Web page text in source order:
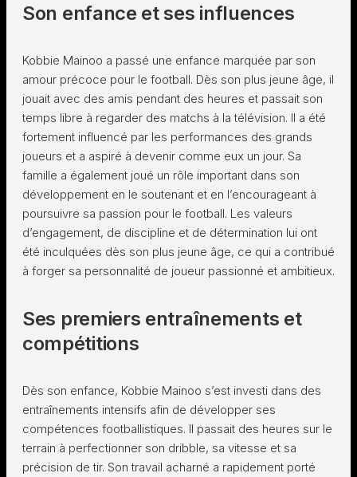
Son enfance et ses influences
Kobbie Mainoo a passé une enfance marquée par son
amour précoce pour le football. Dès son plus jeune âge, il
jouait avec des amis pendant des heures et passait son
temps libre à regarder des matchs à la télévision. Il a été
fortement influencé par les performances des grands
joueurs et a aspiré à devenir comme eux un jour. Sa
famille a également joué un rôle important dans son
développement en le soutenant et en l’encourageant à
poursuivre sa passion pour le football. Les valeurs
d’engagement, de discipline et de détermination lui ont
été inculquées dès son plus jeune âge, ce qui a contribué
à forger sa personnalité de joueur passionné et ambitieux.
Ses premiers entraînements et
compétitions
Dès son enfance, Kobbie Mainoo s’est investi dans des
entraînements intensifs afin de développer ses
compétences footballistiques. Il passait des heures sur le
terrain à perfectionner son dribble, sa vitesse et sa
précision de tir. Son travail acharné a rapidement porté